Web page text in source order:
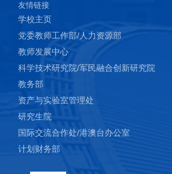
友情链接
学校主页
党委教师工作部/人力资源部
教师发展中心
科学技术研究院/军民融合创新研究院
教务部
资产与实验室管理处
研究生院
国际交流合作处/港澳台办公室
计划财务部